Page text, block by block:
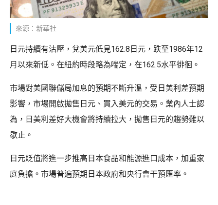
來源：新華社
日元持續有沽壓，兌美元低見162.8日元，跌至1986年12
月以來新低。在紐約時段略為喘定，在162.5水平徘徊。
市場對美國聯儲局加息的預期不斷升溫，受日美利差預期
影響，市場開啟拋售日元、買入美元的交易。業內人士認
為，日美利差好大機會將持續拉大，拋售日元的趨勢難以
歇止。
日元貶值將進一步推高日本食品和能源進口成本，加重家
庭負擔。市場普遍預期日本政府和央行會干預匯率。